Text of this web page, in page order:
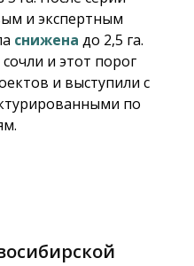
и экспертным
снижена до 2,5 га.
и этот порог
и выступили с
по